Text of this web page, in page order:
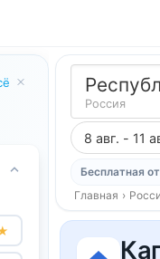
Россия
8 авг. - 11
Бесплатная
Главная ›